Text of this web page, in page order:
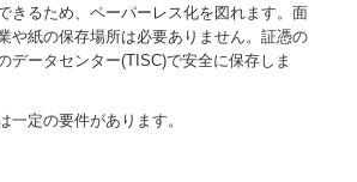
きるため、ペーパーレス化を図れます。面
や紙の保存場所は必要ありません。証憑の
データセンター(TISC)で安全に保存しま
定の要件があります。